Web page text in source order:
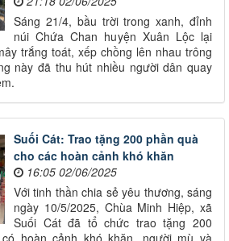
Sáng 21/4, bầu trời trong xanh, đỉnh
núi Chứa Chan huyện Xuân Lộc lại
trắng toát, xếp chồng lên nhau trông
này đã thu hút nhiều người dân quay
Suối Cát: Trao tặng 200 phần quà
cho các hoàn cảnh khó khăn
16:05 02/06/2025
Với tinh thần chia sẻ yêu thương, sáng
ngày 10/5/2025, Chùa Minh Hiệp, xã
Suối Cát đã tổ chức trao tặng 200
hoàn cảnh khó khăn, người mù và